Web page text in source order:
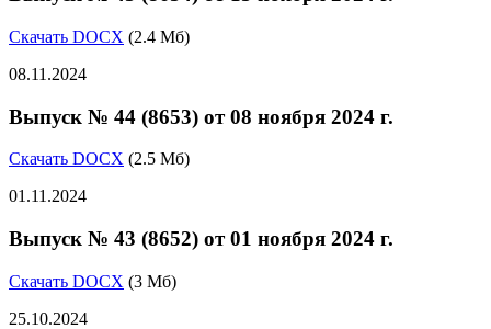
Скачать DOCX (2.4 Мб)
08.11.2024
Выпуск № 44 (8653) от 08 ноября 2024 г.
Скачать DOCX (2.5 Мб)
01.11.2024
Выпуск № 43 (8652) от 01 ноября 2024 г.
Скачать DOCX (3 Мб)
25.10.2024